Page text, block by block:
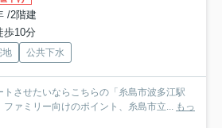
/2階建
歩10分
地 公共下水
させたいならこちらの「糸島市波多江駅
ァミリー向けのポイント、糸島市立... もっ